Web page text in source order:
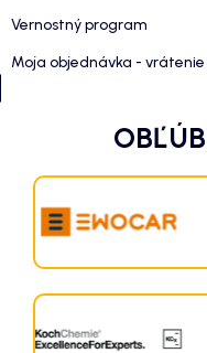
Vernostný program
Moja objednávka -